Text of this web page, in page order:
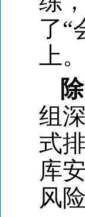
了“
上。
组
式
库
风